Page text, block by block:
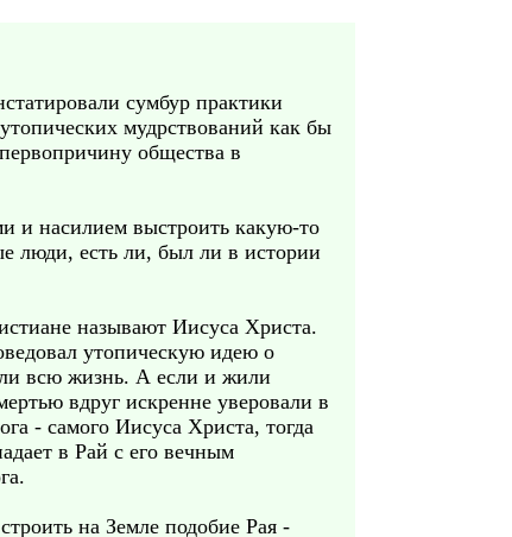
сумбур практики
мудрствований как бы
общества в
и насилием выстроить какую-то
люди, есть ли, был ли в истории
называют Иисуса Христа.
утопическую идею о
всю жизнь. А если и жили
вдруг искренне уверовали в
- самого Иисуса Христа, тогда
в Рай с его вечным
на Земле подобие Рая -